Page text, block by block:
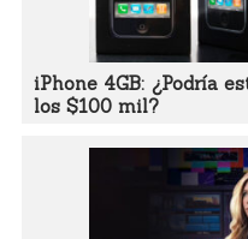
iPhone 4GB: ¿Podría
los $100 mil?